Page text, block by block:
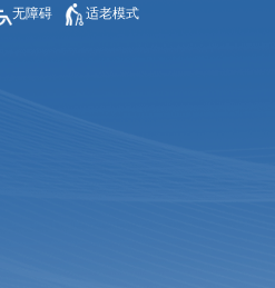
无障碍 适老模式